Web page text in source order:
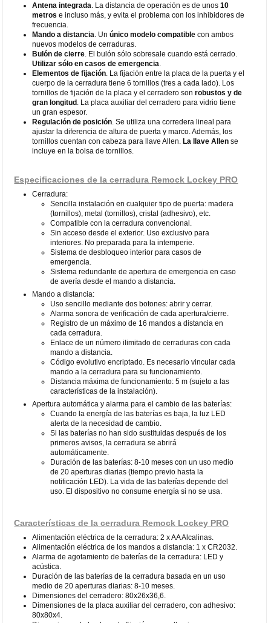
Antena integrada . La distancia de operación es de unos10
metros e incluso más, y evita el problema con los inhibidores de
frecuencia.
Mando a distancia . Unúnico modelo compatible con ambos
nuevos modelos de cerraduras.
Bulón de cierre . El bulón sólo sobresale cuando está cerrado.
Utilizar sólo en casos de emergencia
Elementos de fijación . La fijación entre la placa de la puerta y el
cuerpo de la cerradura tiene 6 tornillos (tres a cada lado). Los
tornillos de fijación de la placa y el cerradero sonrobustos y de
gran longitud . La placa auxiliar del cerradero para vidrio tiene
un gran espesor.
Regulación de posición . Se utiliza una corredera lineal para
ajustar la diferencia de altura de puerta y marco. Además, los
tornillos cuentan con cabeza para llave Allen.La llave Allen se
incluye en la bolsa de tornillos.
Especificaciones de la cerradura Remock Lockey PRO
Cerradura:
Sencilla instalación en cualquier tipo de puerta: madera
(tornillos), metal (tornillos), cristal (adhesivo), etc.
Compatible con la cerradura convencional.
Sin acceso desde el exterior. Uso exclusivo para
interiores. No preparada para la intemperie.
Sistema de desbloqueo interior para casos de
emergencia.
Sistema redundante de apertura de emergencia en caso
de avería desde el mando a distancia.
Mando a distancia:
Uso sencillo mediante dos botones: abrir y cerrar.
Alarma sonora de verificación de cada apertura/cierre.
Registro de un máximo de 16 mandos a distancia en
cada cerradura.
Enlace de un número ilimitado de cerraduras con cada
mando a distancia.
Código evolutivo encriptado. Es necesario vincular cada
mando a la cerradura para su funcionamiento.
Distancia máxima de funcionamiento: 5 m (sujeto a las
características de la instalación).
Apertura automática y alarma para el cambio de las baterías:
Cuando la energía de las baterías es baja, la luz LED
alerta de la necesidad de cambio.
Si las baterías no han sido sustituidas después de los
primeros avisos, la cerradura se abrirá
automáticamente.
Duración de las baterías: 8-10 meses con un uso medio
de 20 aperturas diarias (tiempo previo hasta la
notificación LED). La vida de las baterías depende del
uso. El dispositivo no consume energía si no se usa.
Características de la cerradura Remock Lockey PRO
Alimentación eléctrica de la cerradura: 2 x AA Alcalinas.
Alimentación eléctrica de los mandos a distancia: 1 x CR2032.
Alarma de agotamiento de baterías de la cerradura: LED y
acústica.
Duración de las baterías de la cerradura basada en un uso
medio de 20 aperturas diarias: 8-10 meses.
Dimensiones del cerradero: 80x26x36,6.
Dimensiones de la placa auxiliar del cerradero, con adhesivo:
80x80x4.